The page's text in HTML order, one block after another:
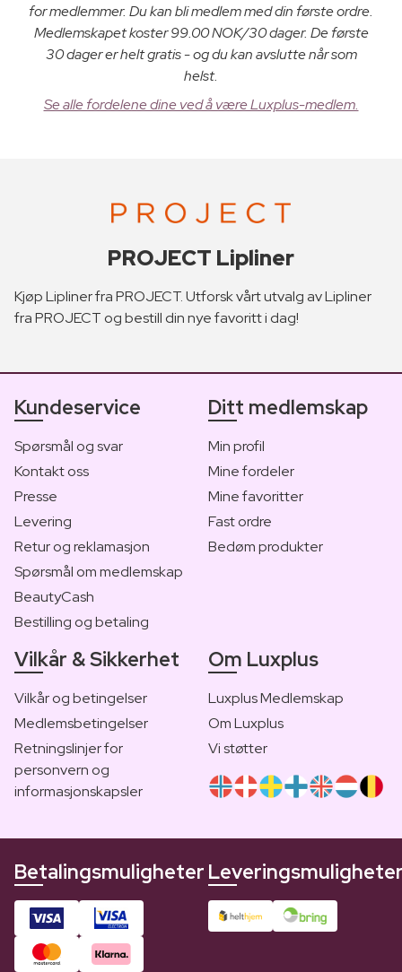
for medlemmer. Du kan bli medlem med din første ordre.
Medlemskapet koster 99.00 NOK/30 dager. De første
30 dager er helt gratis - og du kan avslutte når som
helst.
Se alle fordelene dine ved å være Luxplus-medlem.
PROJECT Lipliner
Kjøp Lipliner fra PROJECT. Utforsk vårt utvalg av Lipliner
fra PROJECT og bestill din nye favoritt i dag!
Kundeservice
Spørsmål og svar
Kontakt oss
Presse
Levering
Retur og reklamasjon
Spørsmål om medlemskap
BeautyCash
Bestilling og betaling
Ditt medlemskap
Min profil
Mine fordeler
Mine favoritter
Fast ordre
Bedøm produkter
Vilkår & Sikkerhet
Vilkår og betingelser
Medlemsbetingelser
Retningslinjer for
personvern og
informasjonskapsler
Om Luxplus
Luxplus Medlemskap
Om Luxplus
Vi støtter
Betalingsmuligheter